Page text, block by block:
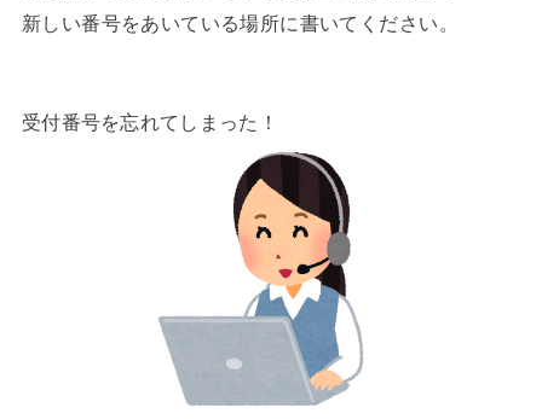
新しい番号をあいている場所に書いてください。
受付番号を忘れてしまった！